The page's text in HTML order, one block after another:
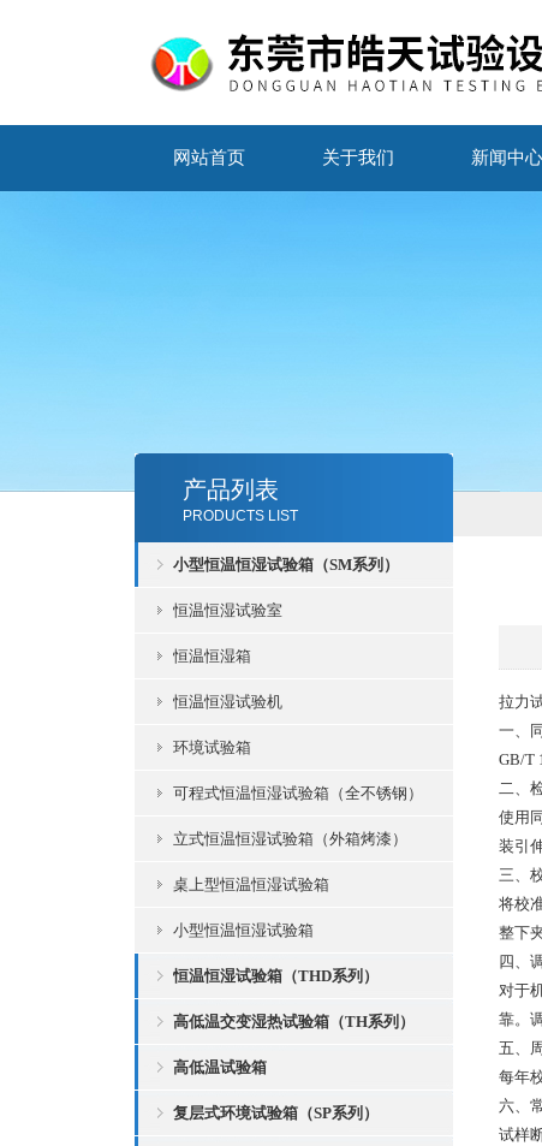
网站首页 关于我们 新闻中心
产品列表
PRODUCTS LIST
小型恒温恒湿试验箱（SM系列）
恒温恒湿试验室
恒温恒湿箱
恒温恒湿试验机
环境试验箱
可程式恒温恒湿试验箱（全不锈钢）
立式恒温恒湿试验箱（外箱烤漆）
桌上型恒温恒湿试验箱
小型恒温恒湿试验箱
恒温恒湿试验箱（THD系列）
高低温交变湿热试验箱（TH系列）
高低温试验箱
复层式环境试验箱（SP系列）
拉力
一、
GB/T
二、
使用
装引
三、
将校
整下
四、
对于
靠。
五、
每年
六、
试样